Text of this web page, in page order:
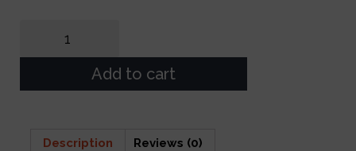
Add to cart
Description Reviews (0)